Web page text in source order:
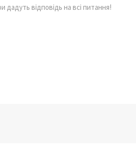
відповідь на всі питання!